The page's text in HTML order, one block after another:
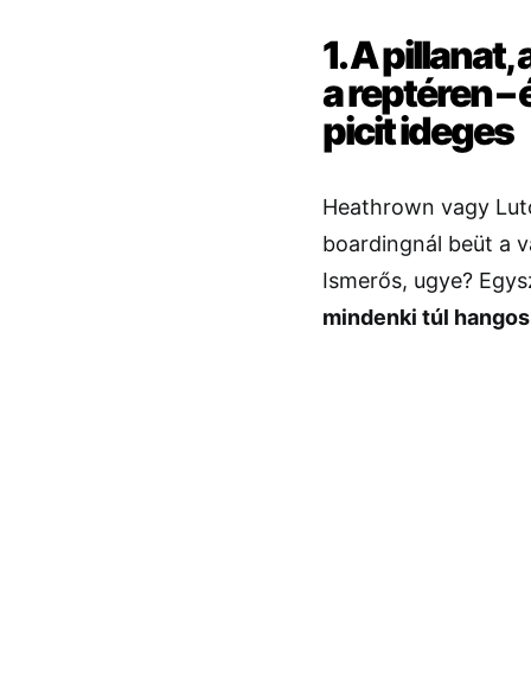
1. A
a reptéren
picit ideges
Heathrown vagy
boardingnál beüt a
Ismerős, ugye?
mindenki túl